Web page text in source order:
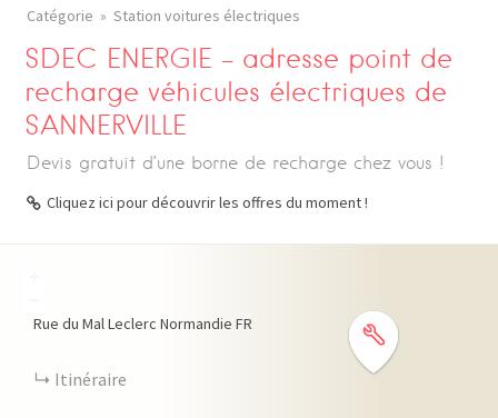
Catégorie Station voitures électriques
SDEC ENERGIE – adresse point de
recharge véhicules électriques de
SANNERVILLE
Devis gratuit d’une borne de recharge chez vous !
Cliquez ici pour découvrir les offres du moment !
Rue du Mal Leclerc Normandie FR
Itinéraire